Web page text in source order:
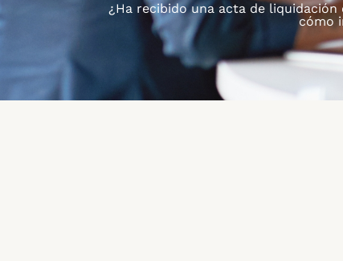
¿Ha recibido una acta de
cómo